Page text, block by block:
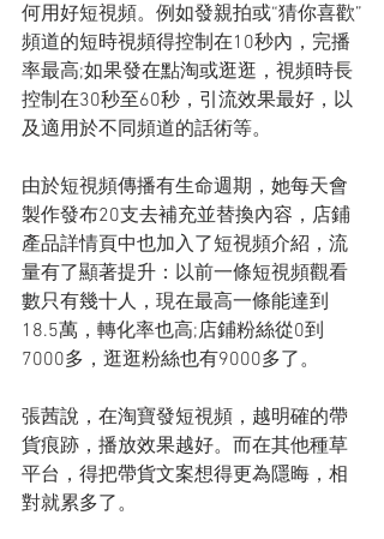
何用好短視頻。例如發親拍或“猜你喜歡”
頻道的短時視頻得控制在10秒內，完播
率最高;如果發在點淘或逛逛，視頻時長
控制在30秒至60秒，引流效果最好，以
及適用於不同頻道的話術等。
由於短視頻傳播有生命週期，她每天會
製作發布20支去補充並替換內容，店鋪
產品詳情頁中也加入了短視頻介紹，流
量有了顯著提升：以前一條短視頻觀看
數只有幾十人，現在最高一條能達到
18.5萬，轉化率也高;店鋪粉絲從0到
7000多，逛逛粉絲也有9000多了。
張茜說，在淘寶發短視頻，越明確的帶
貨痕跡，播放效果越好。而在其他種草
平台，得把帶貨文案想得更為隱晦，相
對就累多了。